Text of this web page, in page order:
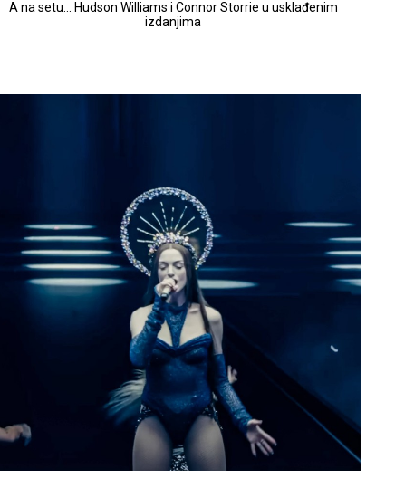
A na setu... Hudson Williams i Connor Storrie u usklađenim
izdanjima